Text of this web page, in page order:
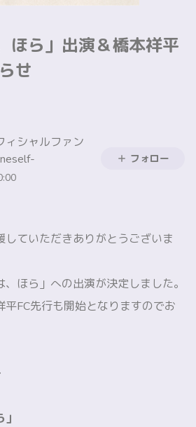
ほら」出演＆橋本祥平
せ
ィシャルファン
フォロー
していただきありがとうございま
ほら」への出演が決定しました。
平FC先行も開始となりますのでお